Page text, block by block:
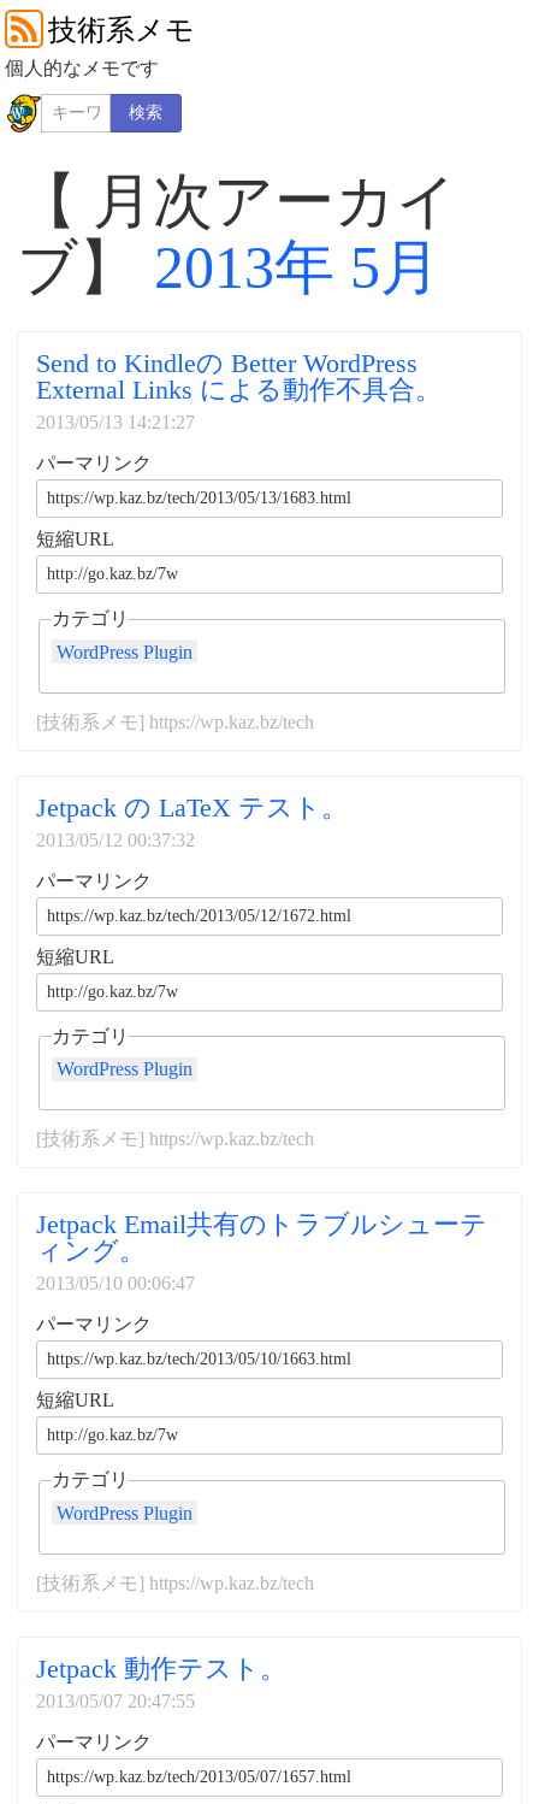
技術系メモ
個人的なメモです
検索
【 月次アーカイ
ブ】 2013年 5月
Send to Kindleの Better WordPress
External Links による動作不具合。
2013/05/13 14:21:27
パーマリンク
短縮URL
カテゴリ
WordPress Plugin
[技術系メモ] https://wp.kaz.bz/tech
Jetpack の LaTeX テスト。
2013/05/12 00:37:32
パーマリンク
短縮URL
カテゴリ
WordPress Plugin
[技術系メモ] https://wp.kaz.bz/tech
Jetpack Email共有のトラブルシューテ
ィング。
2013/05/10 00:06:47
パーマリンク
短縮URL
カテゴリ
WordPress Plugin
[技術系メモ] https://wp.kaz.bz/tech
Jetpack 動作テスト。
2013/05/07 20:47:55
パーマリンク